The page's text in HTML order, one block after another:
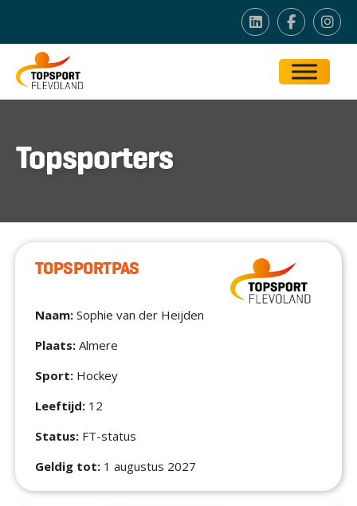
Topsporters
TOPSPORTPAS
Naam: Sophie van der Heijden
Plaats: Almere
Sport: Hockey
Leeftijd: 12
Status: FT-status
Geldig tot: 1 augustus 2027